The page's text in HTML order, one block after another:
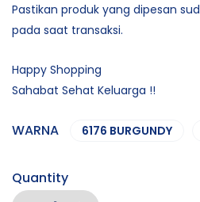
Pastikan produk yang dipesan
pada saat transaksi.
Happy Shopping
Sahabat Sehat Keluarga !!
WARNA 6176 BURGUNDY
Quantity